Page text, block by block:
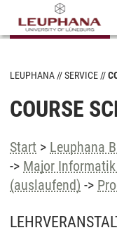
LEUPHANA SERVICE
COURSE
Start > Leuphana
-> Major
(auslaufend) ->